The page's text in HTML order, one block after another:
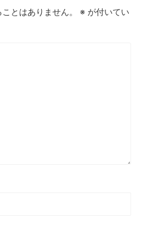
とはありません。 ※ が付いてい